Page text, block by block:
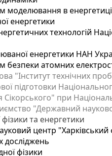
моделювання в
енергетики
технологій
енергетики НАН
безпеки атомних
"Інститут технічних
підготовки
Сікорського" при
"Державний
та енергетики
центр "Харківський
досліджень
фізики